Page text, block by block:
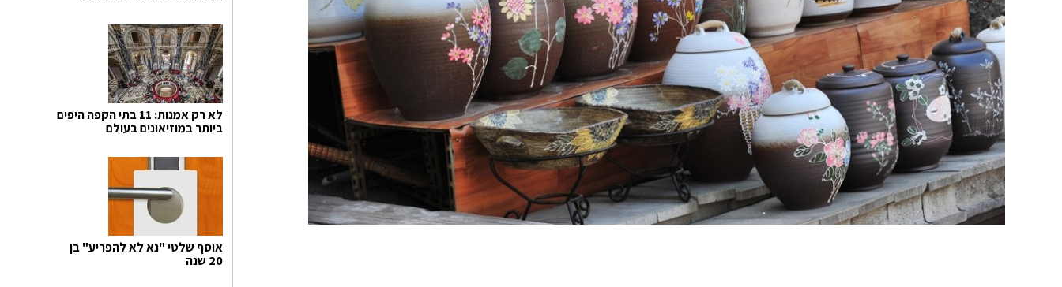
לא רק אמנות: 11 בתי הקפה היפים
ביותר במוזיאונים בעולם
אוסף שלטי "נא לא להפריע" בן
20 שנה